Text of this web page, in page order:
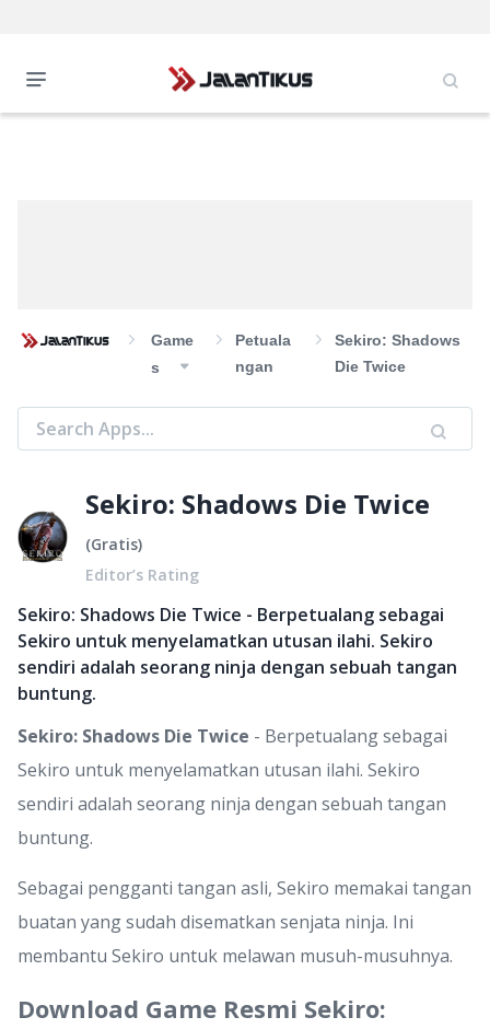
Game
S
Petuala
Ngan
Sekiro: Shadows
Die Twice
Sekiro: Shadows Die Twice
(Gratis)
Editor’s Rating
Sekiro: Shadows Die Twice - Berpetualang sebagai
Sekiro untuk menyelamatkan utusan ilahi. Sekiro
sendiri adalah seorang ninja dengan sebuah tangan
buntung.
Sekiro: Shadows Die Twice - Berpetualang sebagai
Sekiro untuk menyelamatkan utusan ilahi. Sekiro
sendiri adalah seorang ninja dengan sebuah tangan
buntung.
Sebagai pengganti tangan asli, Sekiro memakai tangan
buatan yang sudah disematkan senjata ninja. Ini
membantu Sekiro untuk melawan musuh-musuhnya.
Download Game Resmi Sekiro: